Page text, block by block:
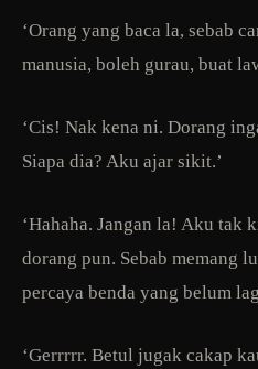
‘Orang yang baca la, sebab
manusia, boleh gurau, buat
‘Cis! Nak kena ni. Dorang
Siapa dia? Aku ajar sikit.’
‘Hahaha. Jangan la! Aku tak
dorang pun. Sebab memang
percaya benda yang belum
‘Gerrrrr. Betul jugak cakap